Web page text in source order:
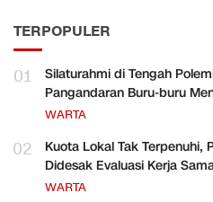
TERPOPULER
01
Silaturahmi di Tengah
Pangandaran Buru-buru
WARTA
02
Kuota Lokal Tak Terpenuhi,
Didesak Evaluasi Kerja
WARTA